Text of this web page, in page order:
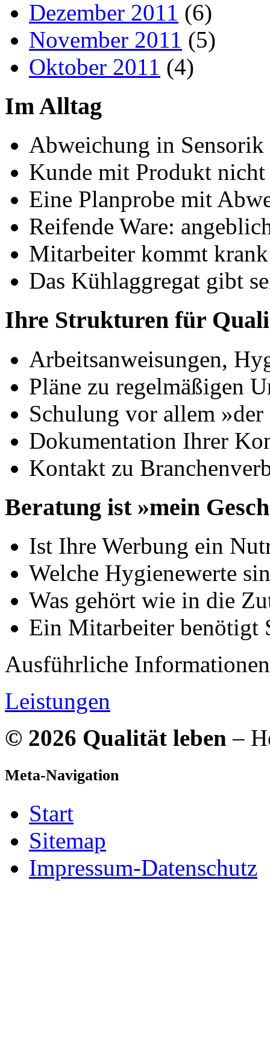
Dezember 2011 (6)
November 2011 (5)
Oktober 2011 (4)
Im Alltag
Abweichung in
Kunde mit Produkt
Eine Planprobe mit
Reifende Ware:
Mitarbeiter kommt
Das Kühlaggregat gibt
Ihre Strukturen für
Arbeitsanweisungen,
Pläne zu regelmäßigen
Schulung vor allem »der
Dokumentation Ihrer
Kontakt zu
Beratung ist »mein
Ist Ihre Werbung ein
Welche Hygienewerte
Was gehört wie in die
Ein Mitarbeiter benötigt
Ausführliche
Leistungen
© 2026 Qualität leben –
Meta-Navigation
Start
Sitemap
Impressum-Datenschutz